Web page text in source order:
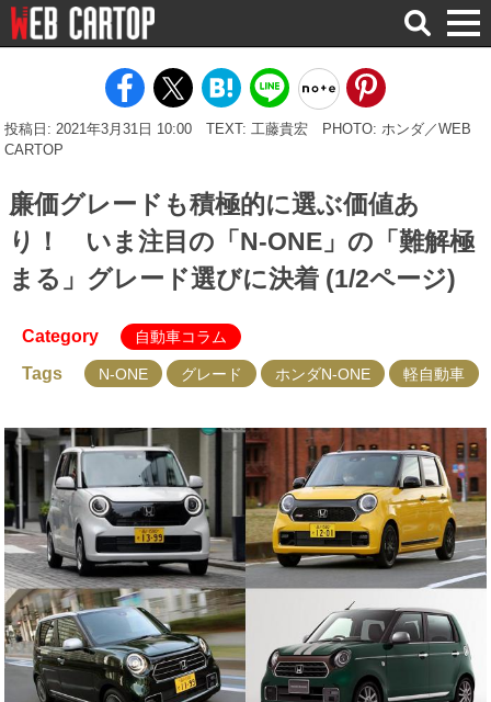
検
索
投稿日: 2021年3月31日 10:00 TEXT: 工藤貴宏
PHOTO: ホンダ／WEB
CARTOP
廉価グレードも積極的に選ぶ価値あ
り！ いま注目の「N-ONE」の「難解極
まる」グレード選びに決着 (1/2ページ)
Category 自動車コラム
Tags N-ONE グレード ホンダN-ONE 軽自動車